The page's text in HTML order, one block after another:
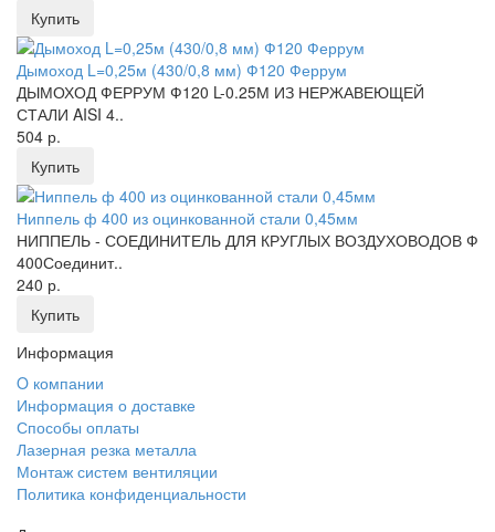
Купить
Дымоход L=0,25м (430/0,8 мм) Ф120 Феррум
ДЫМОХОД ФЕРРУМ Ф120 L-0.25М ИЗ НЕРЖАВЕЮЩЕЙ
СТАЛИ AISI 4..
504 р.
Купить
Ниппель ф 400 из оцинкованной стали 0,45мм
НИППЕЛЬ - СОЕДИНИТЕЛЬ ДЛЯ КРУГЛЫХ ВОЗДУХОВОДОВ Ф
400Соединит..
240 р.
Купить
Информация
O компании
Информация о доставке
Способы оплаты
Лазерная резка металла
Монтаж систем вентиляции
Политика конфиденциальности